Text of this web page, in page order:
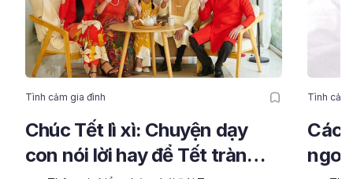
Tình cảm gia đình
Chúc Tết lì xì: Chuyện dạy
con nói lời hay để Tết tràn
Tình cảm